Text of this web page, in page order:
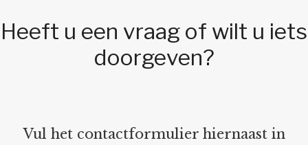
Heeft u een vraag of wilt u iets
doorgeven?
Vul het contactformulier hiernaast in